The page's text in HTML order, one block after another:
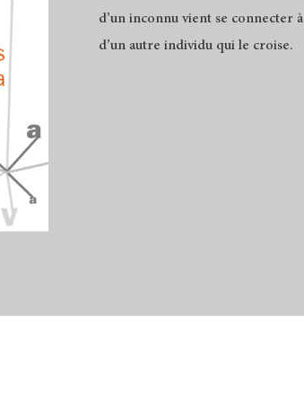
d’un inconnu vient se connecter
d’un autre individu qui le croise.